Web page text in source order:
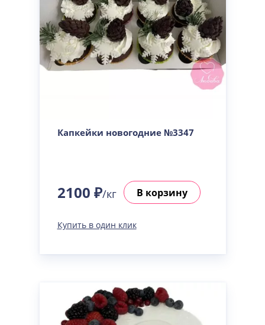
Капкейки новогодние №3347
2100 ₽/кг В корзину
Купить в один клик